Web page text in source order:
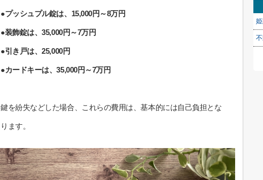
●プッシュプル錠は、15,000円～8万円
●装飾錠は、35,000円～7万円
●引き戸は、25,000円
●カードキーは、35,000円～7万円
鍵を紛失などした場合、これらの費用は、基本的には自己負担とな
ります。